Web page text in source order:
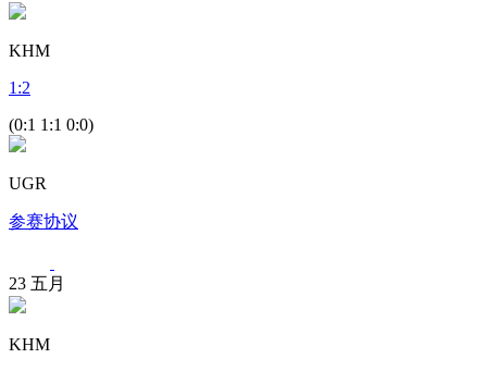
KHM
1 :2
(0:1 1:1 0:0)
UGR
参赛协议
23 五月
KHM